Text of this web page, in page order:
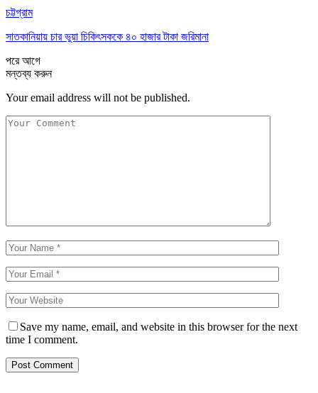
চট্টগ্রাম
সাতকানিয়ায় চার ভুয়া চিকিৎসককে ৪০ হাজার টাকা জরিমানা
পরেআগে
মন্তব্য করুন
Your email address will not be published.
Save my name, email, and website in this browser for the next
time I comment.